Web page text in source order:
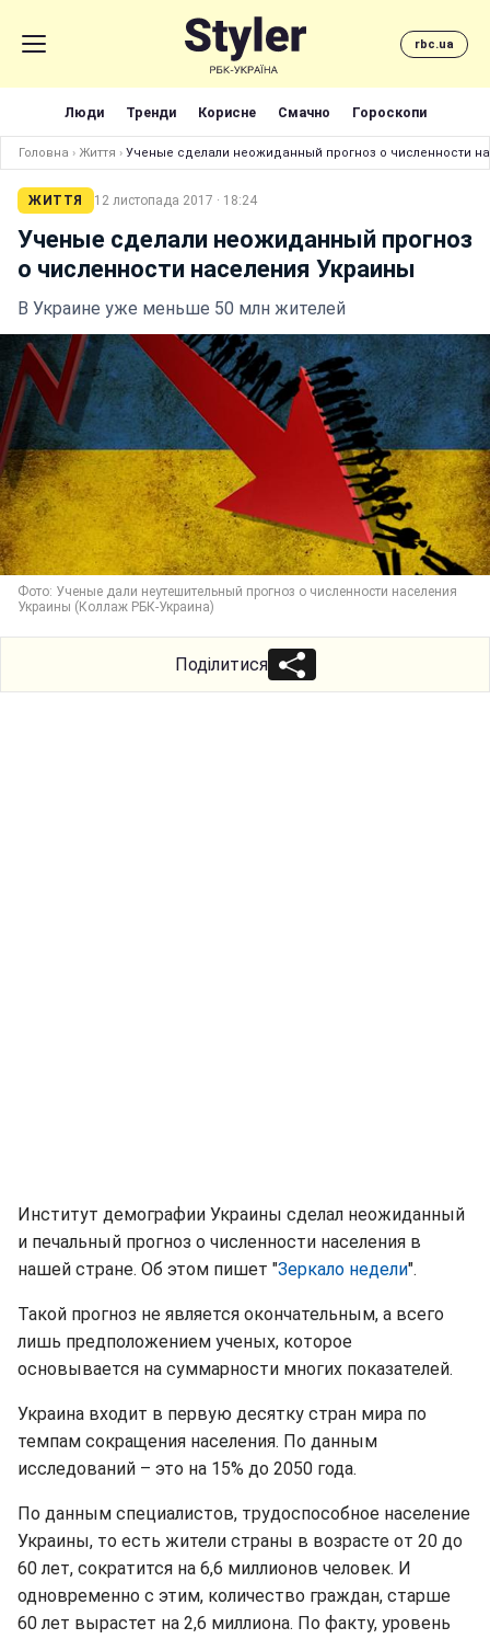
rbc.ua
Люди Тренди Корисне Смачно Гороскопи
Головна › Життя › Ученые сделали неожиданный прогноз о численности
ЖИТТЯ 12 листопада 2017 · 18:24
Ученые сделали неожиданный прогноз
о численности населения Украины
В Украине уже меньше 50 млн жителей
Фото: Ученые дали неутешительный прогноз о численности населения
Украины (Коллаж РБК-Украина)
Поділитися
Институт демографии Украины сделал неожиданный
и печальный прогноз о численности населения в
нашей стране. Об этом пишет "Зеркало недели".
Такой прогноз не является окончательным, а всего
лишь предположением ученых, которое
основывается на суммарности многих показателей.
Украина входит в первую десятку стран мира по
темпам сокращения населения. По данным
исследований – это на 15% до 2050 года.
По данным специалистов, трудоспособное население
Украины, то есть жители страны в возрасте от 20 до
60 лет, сократится на 6,6 миллионов человек. И
одновременно с этим, количество граждан, старше
60 лет вырастет на 2,6 миллиона. По факту, уровень